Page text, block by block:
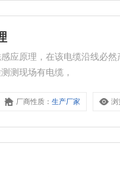
应原理，在该电缆沿线必
测现场有电缆，
厂商性质：生产厂家 浏